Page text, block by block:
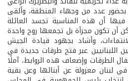
بحضور عدد من وجهاء المنطقة، وألقى
فيها أن هذه المناسبة تجسد العائلة
أن تكون مجزأة بل تجمعها روح واحدة
وأشاد بجهود قيادة الجيش
اللبنانيين عبر فتح طرقات جديدة في
الطرقات وإضعاف هذه الروابط، آملًا
معزولة عن أبنائها وعن بقية